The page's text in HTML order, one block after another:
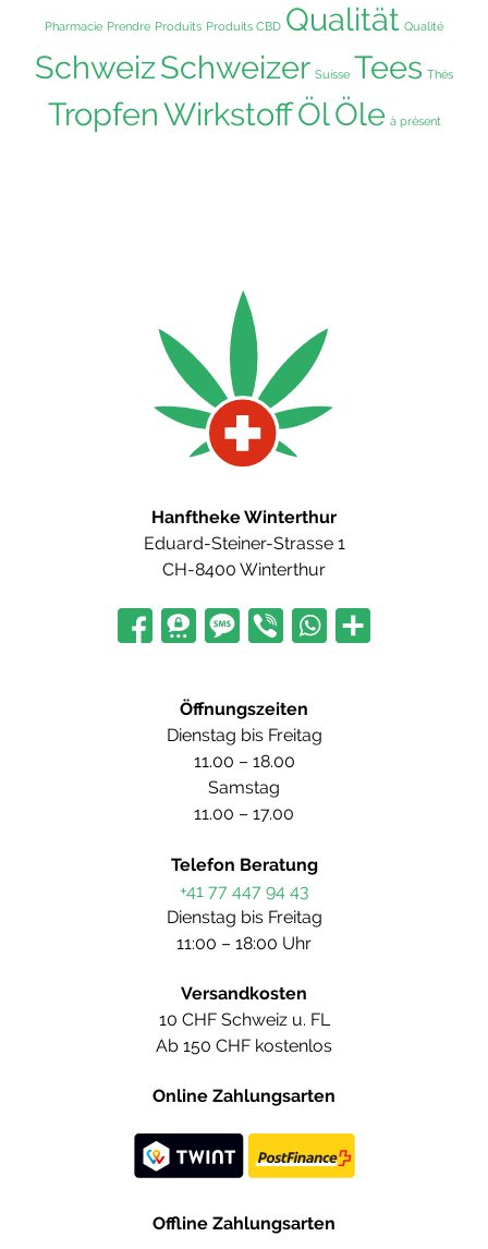
Pharmacie Prendre Produits Produits CBD Qualität Qualité
SchweizSchweizer Suisse Tees Thés
TropfenWirkstoffÖlÖle à présent
Hanftheke Winterthur
Eduard-Steiner-Strasse 1
CH-8400 Winterthur
Öffnungszeiten
Dienstag bis Freitag
11.00 – 18.00
Samstag
11.00 – 17.00
Telefon Beratung
+41 77 447 94 43
Dienstag bis Freitag
11:00 – 18:00 Uhr
Versandkosten
10 CHF Schweiz u. FL
Ab 150 CHF kostenlos
Online Zahlungsarten
Offline Zahlungsarten